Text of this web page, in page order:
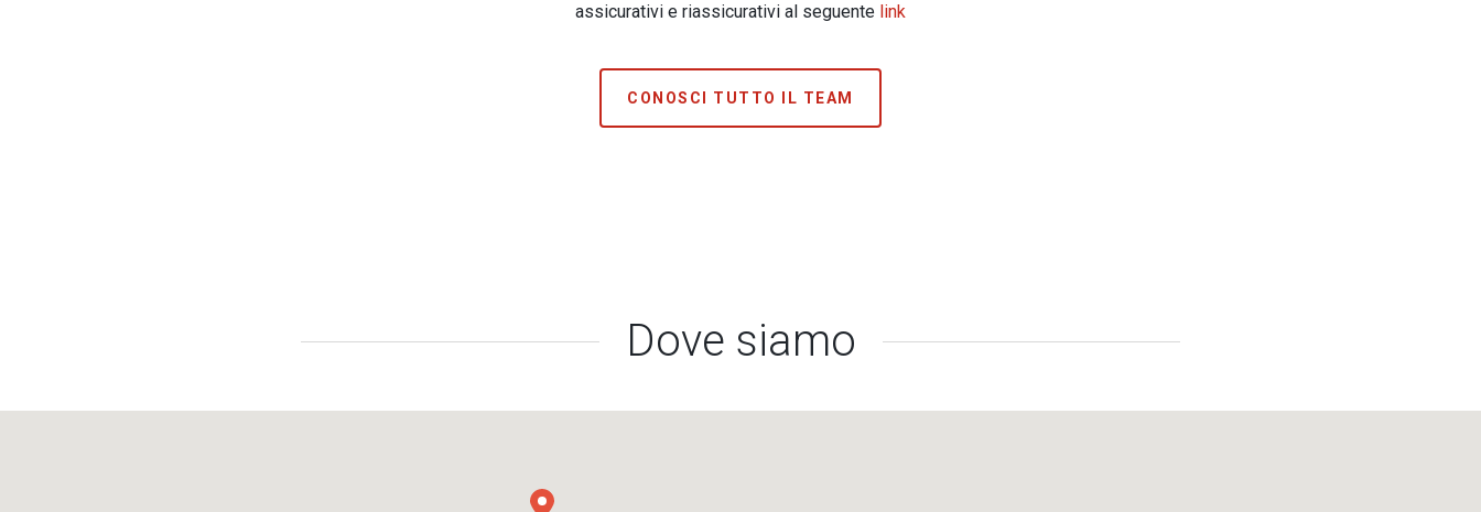
assicurativi e riassicurativi al seguente link
CONOSCI TUTTO IL TEAM
Dove siamo